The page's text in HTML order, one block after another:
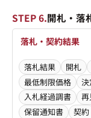
STEP 6.開札・落
落札・契約結果
落札結果 開札
最低制限価格
入札経過調書
保留通知書
契約